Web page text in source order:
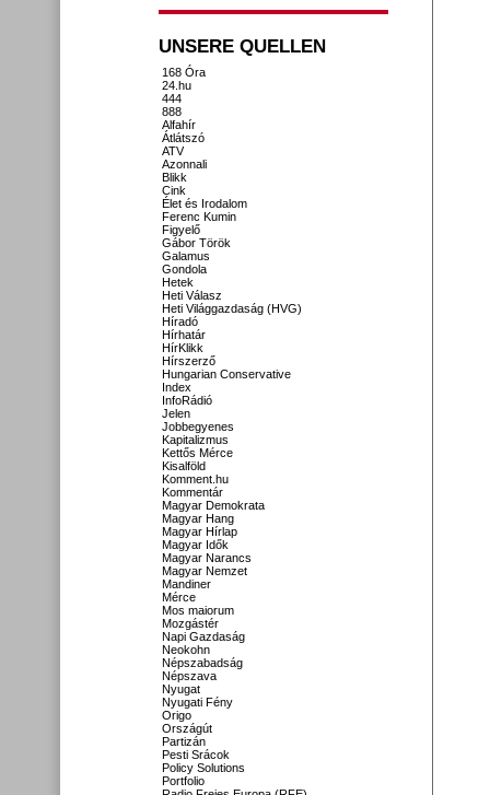
UNSERE QUELLEN
168 Óra
24.hu
444
888
Alfahír
Átlátszó
ATV
Azonnali
Blikk
Cink
Élet és Irodalom
Ferenc Kumin
Figyelő
Gábor Török
Galamus
Gondola
Hetek
Heti Válasz
Heti Világgazdaság (HVG)
Híradó
Hírhatár
HírKlikk
Hírszerző
Hungarian Conservative
Index
InfoRádió
Jelen
Jobbegyenes
Kapitalizmus
Kettős Mérce
Kisalföld
Komment.hu
Kommentár
Magyar Demokrata
Magyar Hang
Magyar Hírlap
Magyar Idők
Magyar Narancs
Magyar Nemzet
Mandiner
Mérce
Mos maiorum
Mozgástér
Napi Gazdaság
Neokohn
Népszabadság
Népszava
Nyugat
Nyugati Fény
Origo
Országút
Partizán
Pesti Srácok
Policy Solutions
Portfolio